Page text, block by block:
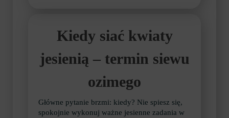
Kiedy siać kwiaty
jesienią – termin siewu
ozimego
Główne pytanie brzmi: kiedy? Nie spiesz się,
spokojnie wykonuj ważne jesienne zadania w